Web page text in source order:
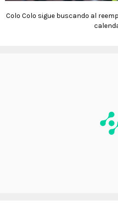
Colo Colo sigue buscando al